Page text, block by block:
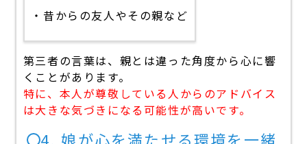
・昔からの友人やその親など
第三者の言葉は、親とは違った角度から心に響
くことがあります。
特に、本人が尊敬している人からのアドバイス
は大きな気づきになる可能性が高いです。
4. 娘が心を満たせる環境を一緒